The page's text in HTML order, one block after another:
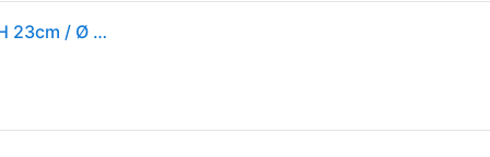
Normann Copenhagen - Suspension Bell XS - grau/H 23cm / Ø 22cm/Kabel schwarz